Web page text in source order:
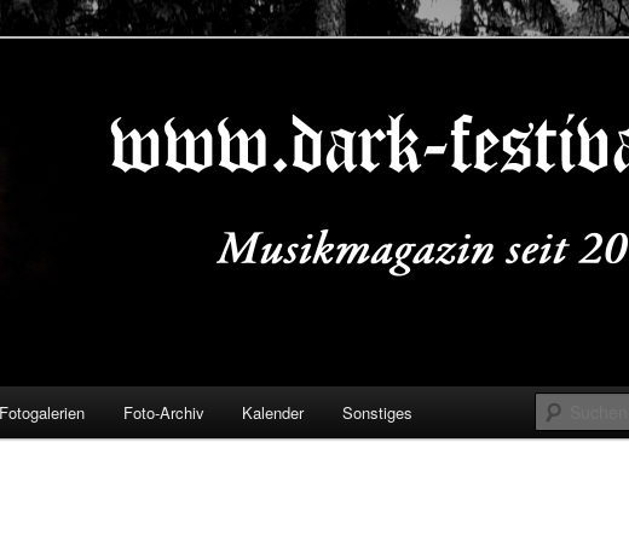
Fotogalerien Foto-Archiv Kalender Sonstiges